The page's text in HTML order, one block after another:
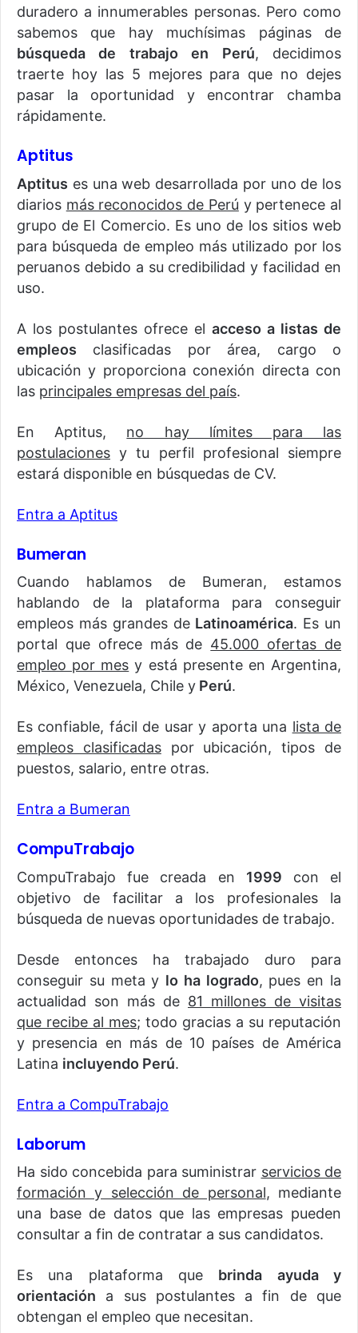
duradero a innumerables personas. Pero como
sabemos que hay muchísimas páginas de
búsqueda de trabajo en Perú, decidimos
traerte hoy las 5 mejores para que no dejes
pasar la oportunidad y encontrar chamba
rápidamente.
Aptitus
Aptitus es una web desarrollada por uno de los
diarios más reconocidos de Perú y pertenece al
grupo de El Comercio. Es uno de los sitios web
para búsqueda de empleo más utilizado por los
peruanos debido a su credibilidad y facilidad en
uso.
A los postulantes ofrece el acceso a listas de
empleos clasificadas por área, cargo o
ubicación y proporciona conexión directa con
las principales empresas del país.
En Aptitus, no hay límites para las
postulaciones y tu perfil profesional siempre
estará disponible en búsquedas de CV.
Entra a Aptitus
Bumeran
Cuando hablamos de Bumeran, estamos
hablando de la plataforma para conseguir
empleos más grandes de Latinoamérica. Es un
portal que ofrece más de 45.000 ofertas de
empleo por mes y está presente en Argentina,
México, Venezuela, Chile y Perú.
Es confiable, fácil de usar y aporta una lista de
empleos clasificadaspor ubicación, tipos de
puestos, salario, entre otras.
Entra a Bumeran
CompuTrabajo
CompuTrabajo fue creada en 1999 con el
objetivo de facilitar a los profesionales la
búsqueda de nuevas oportunidades de trabajo.
Desde entonces ha trabajado duro para
conseguir su meta y lo ha logrado, pues en la
actualidad son más de 81 millones de visitas
que recibe al mes; todo gracias a su reputación
y presencia en más de 10 países de América
Latina incluyendo Perú.
Entra a CompuTrabajo
Laborum
Ha sido concebida para suministrar servicios de
formación y selección de personal, mediante
una base de datos que las empresas pueden
consultar a fin de contratar a sus candidatos.
Es una plataforma que brinda ayuda y
orientación a sus postulantes a fin de que
obtengan el empleo que necesitan.